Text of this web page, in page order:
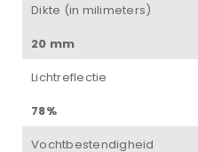
Dikte (in milimeters)
20 mm
Lichtreflectie
78%
Vochtbestendigheid